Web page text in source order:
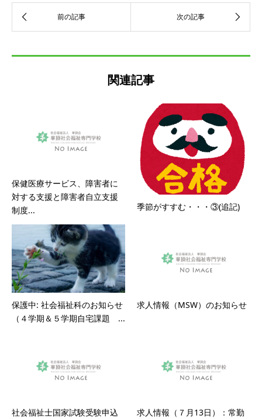
関連記事
保健医療サービス、障害者に
対する支援と障害者自立支援
制度...
季節がすすむ・・・③(追記)
保護中: 社会福祉科のお知らせ
（４学期＆５学期自宅課題 ...
求人情報（MSW）のお知らせ
社会福祉士国家試験受験申込
求人情報（７月13日）：常勤